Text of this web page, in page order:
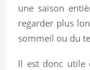
une saison
regarder plus
sommeil ou du
Il est donc utile